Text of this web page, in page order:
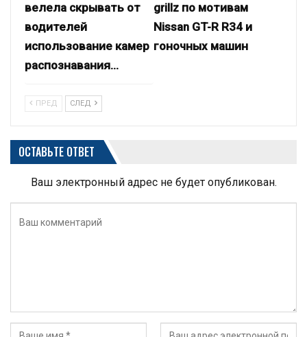
велела скрывать от
водителей
использование камер
распознавания…
grillz по мотивам
Nissan GT-R R34 и
гоночных машин
ПРЕД СЛЕД
ОСТАВЬТЕ ОТВЕТ
Ваш электронный адрес не будет опубликован.